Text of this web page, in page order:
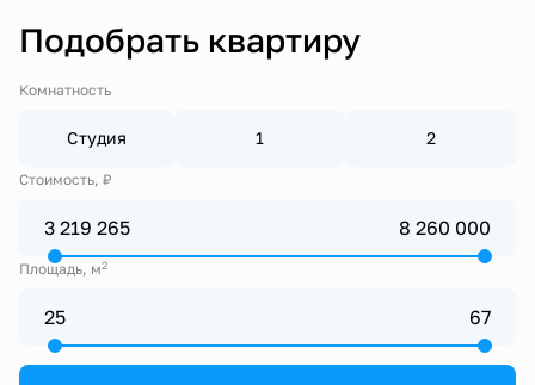
Подобрать квартиру
Комнатность
Студия 1 2
Стоимость, ₽
Площадь, м2